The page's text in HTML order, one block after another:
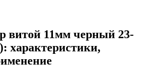
витой 11мм черный 23-
характеристики,